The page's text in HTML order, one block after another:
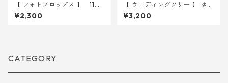
【 フォトプロップス 】 11種
類入り ｜ 結婚式 ウェディン
グ
¥2,300
【 ウェディングツリー 】 ゆる
イラスト A4サイズ 用紙のみ
｜ 結婚式 ウェディング
¥3,200
CATEGORY